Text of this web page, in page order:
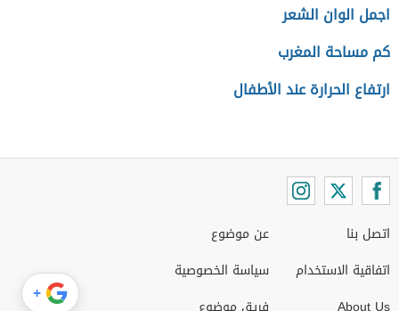
اجمل الوان الشعر
كم مساحة المغرب
ارتفاع الحرارة عند الأطفال
اتصل بنا
اتفاقية الاستخدام
عن موضوع
سياسة الخصوصية
+